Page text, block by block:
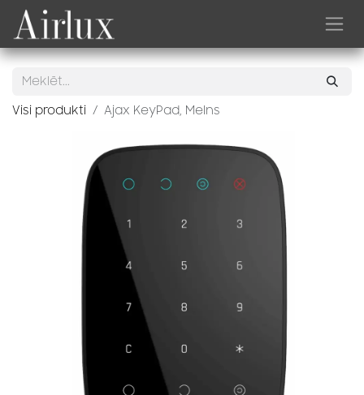
Skip to Content
Visi produkti Ajax KeyPad, Melns